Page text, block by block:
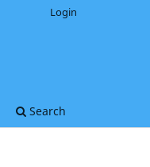
Search
Login